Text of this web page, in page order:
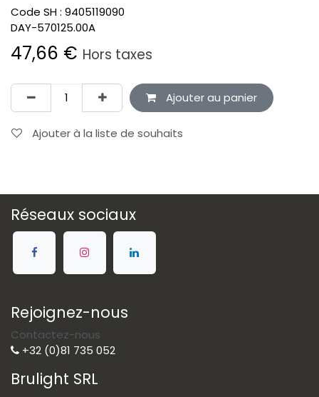
Code SH : 9405119090
DAY-570125.00A
47,66 € Hors taxes
Ajouter au panier
Ajouter à la liste de souhaits
Réseaux sociaux
Rejoignez-nous
Contactez-nous
+32 (0)81 735 052
Brulight SRL